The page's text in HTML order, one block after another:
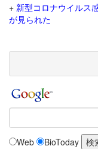
+ 新型コロナウイルス
が見られた
Web BioToday